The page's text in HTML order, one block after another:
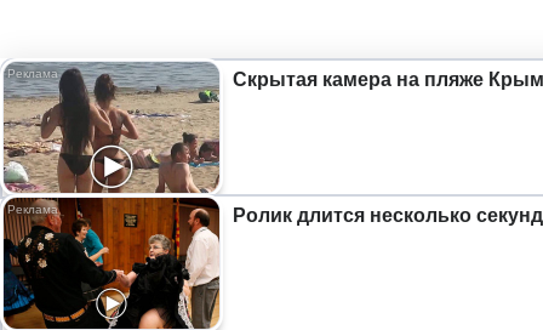
Скрытая камера на пляже
Ролик длится несколько